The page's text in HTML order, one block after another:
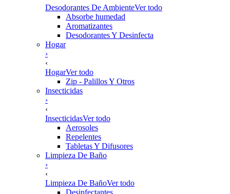
Desodorantes De AmbienteVer todo
Absorbe humedad
Aromatizantes
Desodorantes Y Desinfecta
Hogar
›
‹
HogarVer todo
Zip - Palillos Y Otros
Insecticidas
›
‹
InsecticidasVer todo
Aerosoles
Repelentes
Tabletas Y Difusores
Limpieza De Baño
›
‹
Limpieza De BañoVer todo
Desinfectantes